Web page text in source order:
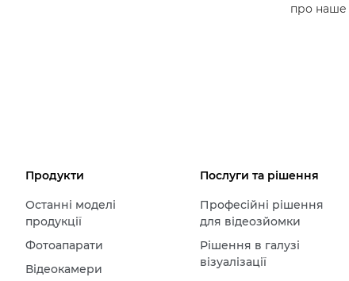
про наше
Продукти
Останні моделі
продукції
Фотоапарати
Відеокамери
Послуги та рішення
Професійні рішення
для відеозйомки
Рішення в галузі
візуалізації